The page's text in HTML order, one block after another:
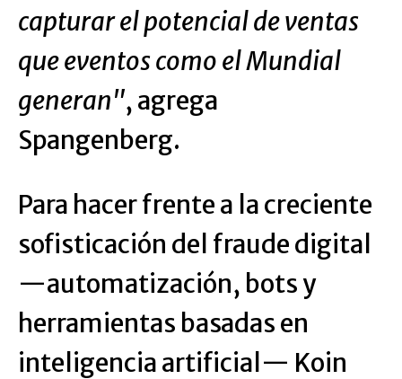
capturar el potencial de ventas
que eventos como el Mundial
generan", agrega
Spangenberg.
Para hacer frente a la creciente
sofisticación del fraude digital
—automatización, bots y
herramientas basadas en
inteligencia artificial— Koin